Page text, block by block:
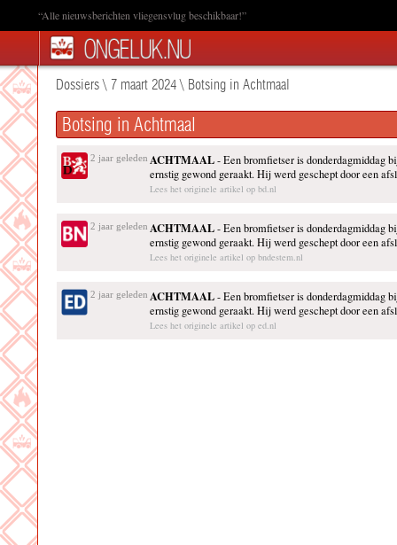
“Alle nieuwsberichten vliegensvlug beschikbaar!”
Dossiers\ 7 maart 2024\ Botsing in Achtmaal
Botsing in Achtmaal
2 jaar geleden ACHTMAAL- Een bromfietser is donderdagmiddag
ernstig gewond geraakt. Hij werd geschept door een
Lees het originele artikel op bd.nl
2 jaar geleden ACHTMAAL- Een bromfietser is donderdagmiddag
ernstig gewond geraakt. Hij werd geschept door een
Lees het originele artikel op bndestem.nl
2 jaar geleden ACHTMAAL- Een bromfietser is donderdagmiddag
ernstig gewond geraakt. Hij werd geschept door een
Lees het originele artikel op ed.nl